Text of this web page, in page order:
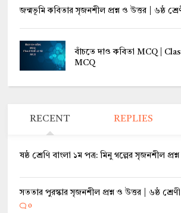
জন্মভূমি কবিতার সৃজনশীল প্রশ্ন ও উত্তর | ৬ষ্ঠ
বাঁচতে দাও কবিতা MCQ |
MCQ
RECENT REPLIES
ষষ্ঠ শ্রেণি বাংলা ১ম পত্র: মিনু গল্পের সৃজনশীল
সততার পুরস্কার সৃজনশীল প্রশ্ন ও উত্তর | ৬ষ্ঠ
0